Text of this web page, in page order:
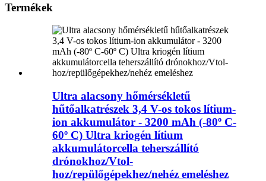
Termékek
Ultra alacsony hőmérsékletű
hűtőalkatrészek 3,4 V-os tokos lítium-
ion akkumulátor - 3200 mAh (-80º C-
60º C) Ultra kriogén lítium
akkumulátorcella teherszállító
drónokhoz/Vtol-
hoz/repülőgépekhez/nehéz emeléshez